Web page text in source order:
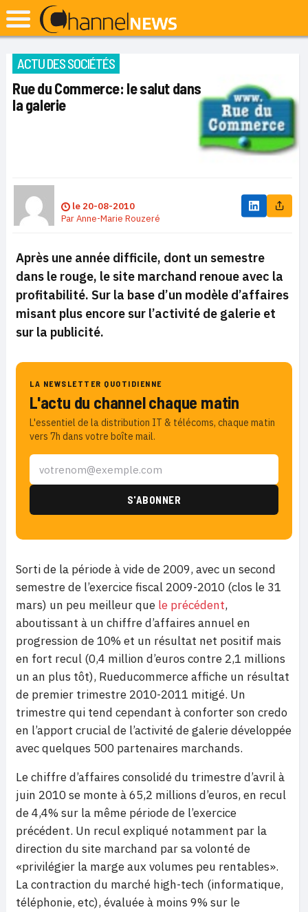
ACTU DES SOCIÉTÉS
Rue du Commerce: le salut dans
la galerie
le 20-08-2010
ParAnne-Marie Rouzeré
Après une année difficile, dont un semestre
dans le rouge, le site marchand renoue avec la
profitabilité. Sur la base d’un modèle d’affaires
misant plus encore sur l’activité de galerie et
sur la publicité.
LA NEWSLETTER QUOTIDIENNE
L'actu du channel chaque matin
L'essentiel de la distribution IT & télécoms, chaque matin
vers 7h dans votre boîte mail.
Sorti de la période à vide de 2009, avec un second
semestre de l’exercice fiscal 2009-2010 (clos le 31
mars) un peu meilleur que le précédent,
aboutissant à un chiffre d’affaires annuel en
progression de 10% et un résultat net positif mais
en fort recul (0,4 million d’euros contre 2,1 millions
un an plus tôt), Rueducommerce affiche un résultat
de premier trimestre 2010-2011 mitigé. Un
trimestre qui tend cependant à conforter son credo
en l’apport crucial de l’activité de galerie développée
avec quelques 500 partenaires marchands.
Le chiffre d’affaires consolidé du trimestre d’avril à
juin 2010 se monte à 65,2 millions d’euros, en recul
de 4,4% sur la même période de l’exercice
précédent. Un recul expliqué notamment par la
direction du site marchand par sa volonté de
«privilégier la marge aux volumes peu rentables».
La contraction du marché high-tech (informatique,
téléphonie, etc), évaluée à moins 9% sur le